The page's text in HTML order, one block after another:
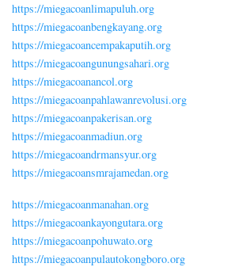
https://miegacoanlimapuluh.org
https://miegacoanbengkayang.org
https://miegacoancempakaputih.org
https://miegacoangunungsahari.org
https://miegacoanancol.org
https://miegacoanpahlawanrevolusi.org
https://miegacoanpakerisan.org
https://miegacoanmadiun.org
https://miegacoandrmansyur.org
https://miegacoansmrajamedan.org
https://miegacoanmanahan.org
https://miegacoankayongutara.org
https://miegacoanpohuwato.org
https://miegacoanpulautokongboro.org